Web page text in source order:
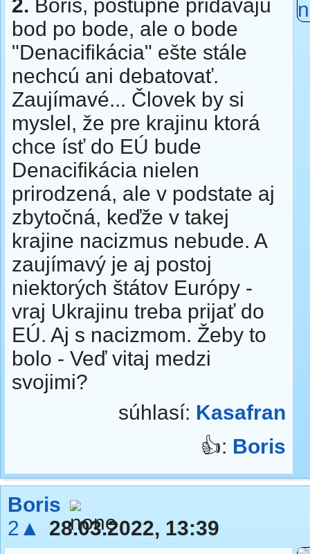
2. Boris, postupne pridávajú
bod po bode, ale o bode
"Denacifikácia" ešte stále
nechcú ani debatovať.
Zaujímavé... Človek by si
myslel, že pre krajinu ktorá
chce ísť do EÚ bude
Denacifikácia nielen
prirodzená, ale v podstate aj
zbytočná, keďže v takej
krajine nacizmus nebude. A
zaujímavý je aj postoj
niektorých štátov Európy -
vraj Ukrajinu treba prijať do
EÚ. Aj s nacizmom. Žeby to
bolo - Veď vitaj medzi
svojimi?
súhlasí: Kasafran
👍: Boris
Boris
2▲
28.03.2022, 13:39